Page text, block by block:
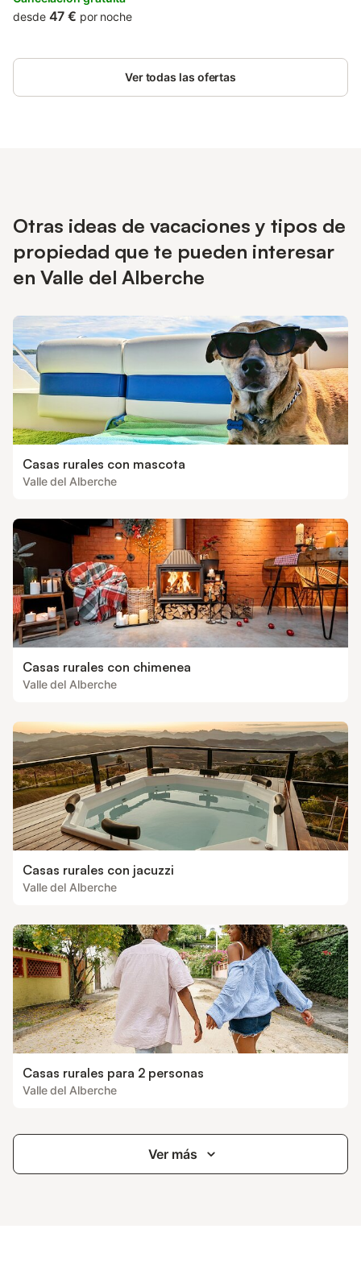
desde 47 € por noche
Ver todas las ofertas
Otras ideas de vacaciones y tipos de
propiedad que te pueden interesar
en Valle del Alberche
Casas rurales con mascota
Valle del Alberche
Casas rurales con chimenea
Valle del Alberche
Casas rurales con jacuzzi
Valle del Alberche
Casas rurales para 2 personas
Valle del Alberche
Ver más